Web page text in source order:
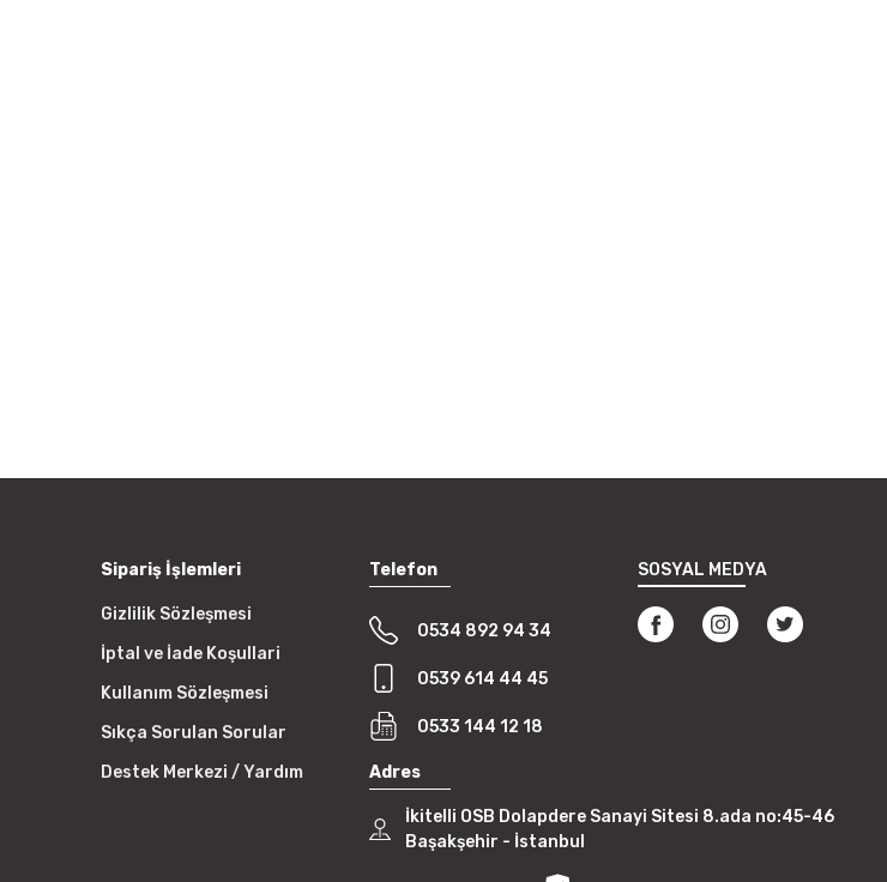
Gönder
Sipariş İşlemleri
Gizlilik Sözleşmesi
İptal ve İade Koşullari
Kullanım Sözleşmesi
Sıkça Sorulan Sorular
Destek Merkezi / Yardım
Telefon
0534 892 94 34
0539 614 44 45
0533 144 12 18
SOSYAL MEDYA
Adres
İkitelli OSB Dolapdere Sanayi Sitesi 8.ada no:45-46
Başakşehir - İstanbul